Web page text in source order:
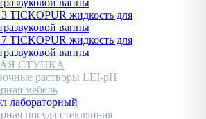
ванны
TICKOPUR жидкость для
ванны
TICKOPUR жидкость для
ванны
СТУПКА
растворы LEI-pH
мебель
лабораторный
посуда стеклянная